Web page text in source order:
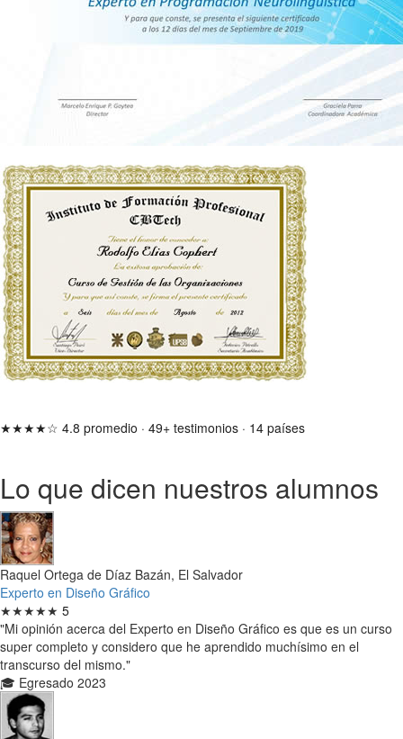
★★★★☆ 4.8 promedio · 49+ testimonios · 14 países
Lo que dicen nuestros alumnos
Raquel Ortega de Díaz Bazán, El Salvador
Experto en Diseño Gráfico
★★★★★ 5
"Mi opinión acerca del Experto en Diseño Gráfico es que es un curso
super completo y considero que he aprendido muchísimo en el
transcurso del mismo."
🎓 Egresado 2023